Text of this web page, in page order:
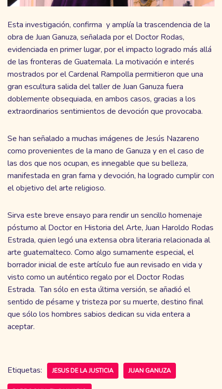
Esta investigación, confirma y amplía la trascendencia de la
obra de Juan Ganuza, señalada por el Doctor Rodas,
evidenciada en primer lugar, por el impacto logrado más allá
de las fronteras de Guatemala. La motivación e interés
mostrados por el Cardenal Rampolla permitieron que una
gran escultura salida del taller de Juan Ganuza fuera
doblemente obsequiada, en ambos casos, gracias a los
extraordinarios sentimientos de devoción que provocaba.
Se han señalado a muchas imágenes de Jesús Nazareno
como provenientes de la mano de Ganuza y en el caso de
las dos que nos ocupan, es innegable que su belleza,
manifestada en gran fama y devoción, ha logrado cumplir con
el objetivo del arte religioso.
Sirva este breve ensayo para rendir un sencillo homenaje
póstumo al Doctor en Historia del Arte, Juan Haroldo Rodas
Estrada, quien legó una extensa obra literaria relacionada al
arte guatemalteco. Como algo sumamente especial, el
borrador inicial de este artículo fue aun revisado en vida y
visto como un auténtico regalo por el Doctor Rodas
Estrada. Tan sólo en esta última versión, se añadió el
sentido de pésame y tristeza por su muerte, destino final
que sólo los hombres sabios dedican su vida entera a
aceptar.
Etiquetas: JESUS DE LA JUSTICIA JUAN GANUZA